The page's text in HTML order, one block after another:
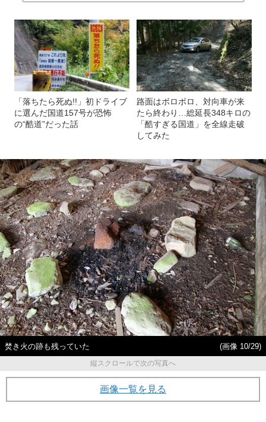
「落ちたら死ぬ!!」初ドライブ
に選んだ国道157号が恐怖
の“酷道”だった話
路面はボロボロ、対向車が来
たら終わり…総延長348キロの
「酷すぎる国道」を全線走破
してみた
焚き火の跡も残っていた
(画像 10/29)
縦スクロールで次の写真へ
画像一覧を見る